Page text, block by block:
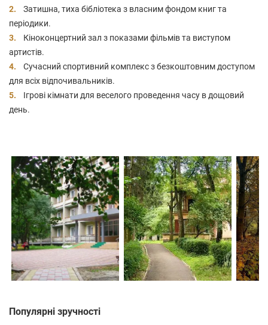
Затишна, тиха бібліотека з власним фондом книг та
періодики.
Кіноконцертний зал з показами фільмів та виступом
артистів.
Сучасний спортивний комплекс з безкоштовним доступом
для всіх відпочивальників.
Ігрові кімнати для веселого проведення часу в дощовий
день.
Популярні зручності